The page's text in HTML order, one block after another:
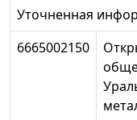
Уточненная
6665002150